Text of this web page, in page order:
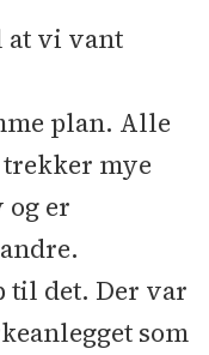
og flis:
Dører:
og RS
-
-
Produkter
-
- Fuger:
at vi vant
plan. Alle
mye
og er
til det. Der var
som